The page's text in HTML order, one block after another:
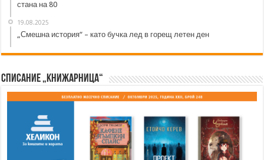
стана на 80
19.08.2025
„Смешна история“ – като бучка лед в горещ летен ден
Списание „Книжарница“